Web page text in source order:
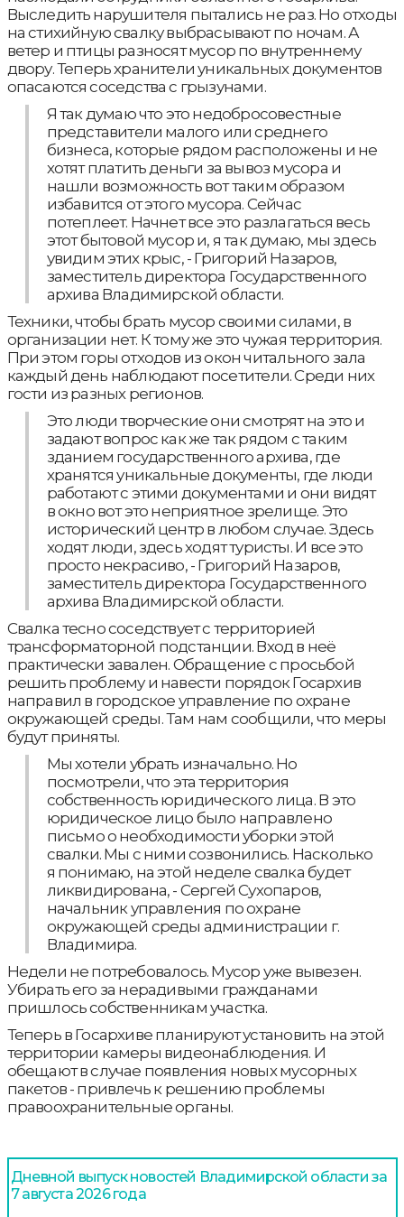
Выследить нарушителя пытались не раз. Но отходы
на стихийную свалку выбрасывают по ночам. А
ветер и птицы разносят мусор по внутреннему
двору. Теперь хранители уникальных документов
опасаются соседства с грызунами.
Я так думаю что это недобросовестные
представители малого или среднего
бизнеса, которые рядом расположены и не
хотят платить деньги за вывоз мусора и
нашли возможность вот таким образом
избавится от этого мусора. Сейчас
потеплеет. Начнет все это разлагаться весь
этот бытовой мусор и, я так думаю, мы здесь
увидим этих крыс, - Григорий Назаров,
заместитель директора Государственного
архива Владимирской области.
Техники, чтобы брать мусор своими силами, в
организации нет. К тому же это чужая территория.
При этом горы отходов из окон читального зала
каждый день наблюдают посетители. Среди них
гости из разных регионов.
Это люди творческие они смотрят на это и
задают вопрос как же так рядом с таким
зданием государственного архива, где
хранятся уникальные документы, где люди
работают с этими документами и они видят
в окно вот это неприятное зрелище. Это
исторический центр в любом случае. Здесь
ходят люди, здесь ходят туристы. И все это
просто некрасиво, - Григорий Назаров,
заместитель директора Государственного
архива Владимирской области.
Свалка тесно соседствует с территорией
трансформаторной подстанции. Вход в неё
практически завален. Обращение с просьбой
решить проблему и навести порядок Госархив
направил в городское управление по охране
окружающей среды. Там нам сообщили, что меры
будут приняты.
Мы хотели убрать изначально. Но
посмотрели, что эта территория
собственность юридического лица. В это
юридическое лицо было направлено
письмо о необходимости уборки этой
свалки. Мы с ними созвонились. Насколько
я понимаю, на этой неделе свалка будет
ликвидирована, - Сергей Сухопаров,
начальник управления по охране
окружающей среды администрации г.
Владимира.
Недели не потребовалось. Мусор уже вывезен.
Убирать его за нерадивыми гражданами
пришлось собственникам участка.
Теперь в Госархиве планируют установить на этой
территории камеры видеонаблюдения. И
обещают в случае появления новых мусорных
пакетов - привлечь к решению проблемы
правоохранительные органы.
Дневной выпуск новостей Владимирской области за
7 августа 2026 года